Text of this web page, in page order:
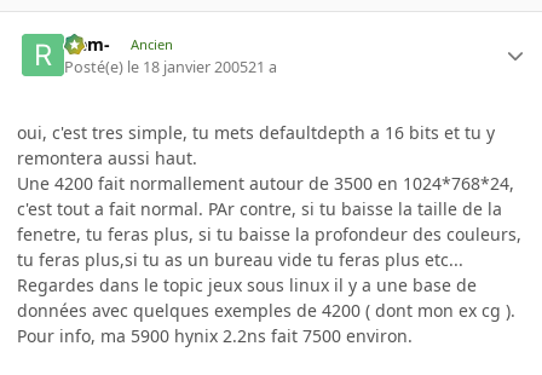
-rem- Ancien
Posté(e) le 18 janvier 200521 a
oui, c'est tres simple, tu mets defaultdepth a 16 bits et tu y
remontera aussi haut.
Une 4200 fait normallement autour de 3500 en 1024*768*24,
c'est tout a fait normal. PAr contre, si tu baisse la taille de la
fenetre, tu feras plus, si tu baisse la profondeur des couleurs,
tu feras plus,si tu as un bureau vide tu feras plus etc...
Regardes dans le topic jeux sous linux il y a une base de
données avec quelques exemples de 4200 ( dont mon ex cg ).
Pour info, ma 5900 hynix 2.2ns fait 7500 environ.